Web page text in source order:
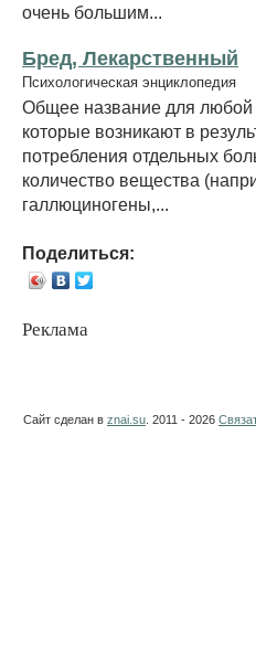
очень большим...
Бред, Лекарственный
Психологическая энциклопедия
Общее название для любой
которые возникают в
потребления отдельных
количество вещества
галлюциногены,...
Поделиться:
Реклама
Сайт сделан в znai.su . 2011 - 2026